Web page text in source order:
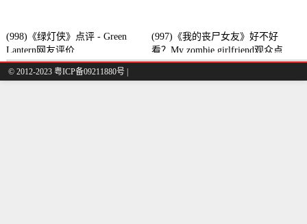
(998)《绿灯侠》点评 - Green
Lantern网友评价
(997)《我的丧尸女友》好不好
看？My zombie girlfriend观众点
评及剧本
© 2012-2023 粤ICP备09211880号 |